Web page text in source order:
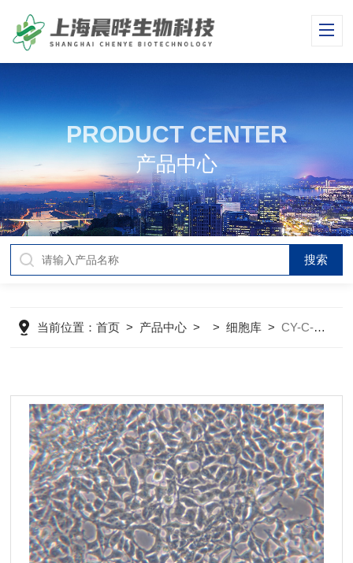
PRODUCT CENTER
产品中心
当前位置：首页 > 产品中心 > >细胞库 >CY-C-H0058人胰腺癌细胞Capan-2